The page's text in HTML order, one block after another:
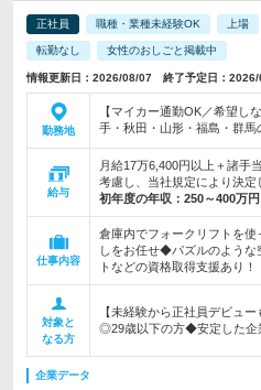
正社員 職種・業種未経験OK 上場
転勤なし 女性のおしごと掲載中
情報更新日：2026/08/07 終了予定日：
勤務地
【マイカー通勤OK／希望し
手・秋田・山形・福島・群馬
給与
月給17万6,400円以上＋諸手
考慮し、当社規定により決
初年度の年収： 250～400万円
仕事内容
倉庫内でフォークリフトを
しをお任せ◆パズルのよう
トなどの資格取得支援あり！
対象と
なる方
【未経験から正社員デビュ
◎29歳以下の方◆安定した企
企業データ